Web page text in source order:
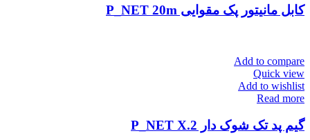
کابل مانیتور پک مقوایی P_NET 20m
Add to compare
Quick view
Add to wishlist
Read more
گیم پد تک شوک دار P_NET X.2